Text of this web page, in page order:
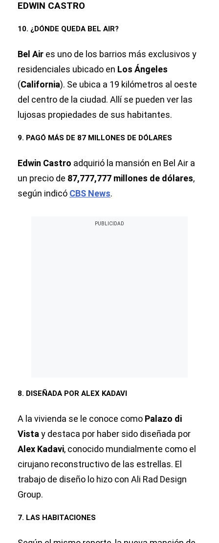
EDWIN CASTRO
10. ¿DÓNDE QUEDA BEL AIR?
Bel Air es uno de los barrios más exclusivos y
residenciales ubicado en Los Ángeles
(California). Se ubica a 19 kilómetros al oeste
del centro de la ciudad. Allí se pueden ver las
lujosas propiedades de sus habitantes.
9. PAGÓ MÁS DE 87 MILLONES DE DÓLARES
Edwin Castro adquirió la mansión en Bel Air a
un precio de 87,777,777 millones de dólares,
según indicó CBS News.
8. DISEÑADA POR ALEX KADAVI
A la vivienda se le conoce como Palazo di
Vistay destaca por haber sido diseñada por
Alex Kadavi, conocido mundialmente como el
cirujano reconstructivo de las estrellas. El
trabajo de diseño lo hizo con Ali Rad Design
Group.
7. LAS HABITACIONES